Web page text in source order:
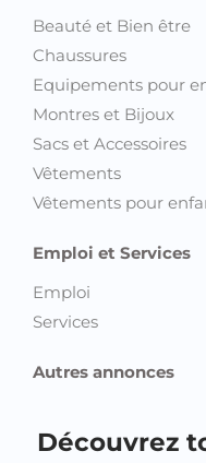
Beauté et Bien être
Chaussures
Equipements pour
Montres et Bijoux
Sacs et Accessoires
Vêtements
Vêtements pour
Emploi et Services
Emploi
Services
Autres annonces
Découvrez